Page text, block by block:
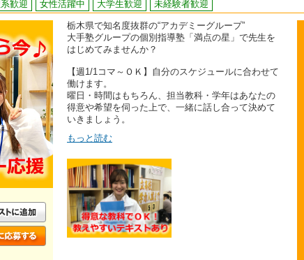
歓迎 女性活躍中 大学生歓迎 未経験者歓迎
栃木県で知名度抜群の“アカデミーグループ”
大手塾グループの個別指導塾「満点の星」で先生を
はじめてみませんか？
【週1/1コマ～ＯＫ】自分のスケジュールに合わせて
働けます。
曜日・時間はもちろん、担当教科・学年はあなたの
得意や希望を伺った上で、一緒に話し合って決めて
いきましょう。
もっと読む